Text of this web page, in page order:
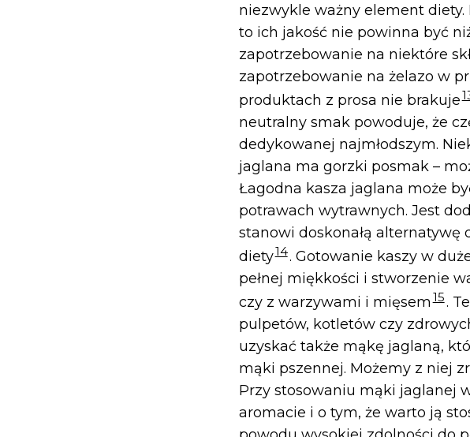
niezwykle ważny element diety.
to ich jakość nie powinna być
zapotrzebowanie na niektóre
zapotrzebowanie na żelazo w
produktach z prosa nie brakuje
neutralny smak powoduje, że
dedykowanej najmłodszym.
jaglana ma gorzki posmak –
Łagodna kasza jaglana może
potrawach wytrawnych. Jest
stanowi doskonałą alternatywę
diety14. Gotowanie kaszy w
pełnej miękkości i stworzenie
czy z warzywami i mięsem 15.
pulpetów, kotletów czy
uzyskać także mąkę jaglaną,
mąki pszennej. Możemy z niej
Przy stosowaniu mąki jaglanej
aromacie i o tym, że warto ją